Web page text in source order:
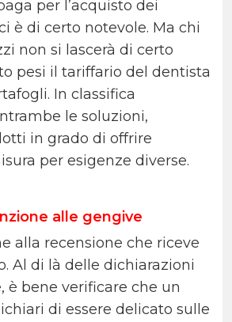
per l’acquisto dei
è di certo notevole. Ma chi
non si lascerà di certo
pesi il tariffario del dentista
In classifica
le soluzioni,
in grado di offrire
per esigenze diverse.
alle gengive
alla recensione che riceve
Al di là delle dichiarazioni
è bene verificare che un
di essere delicato sulle